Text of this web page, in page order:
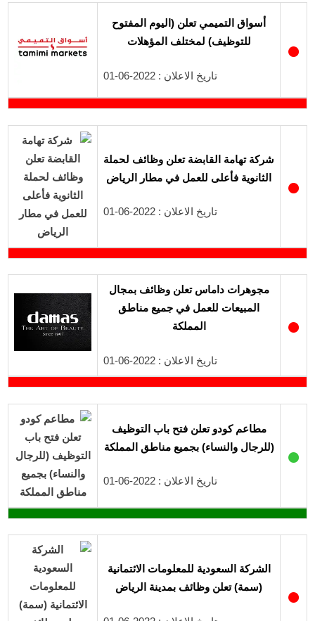
●
أسواق التميمي تعلن (اليوم المفتوح
للتوظيف) لمختلف المؤهلات
تاريخ الاعلان : 2022-06-01
●
شركة تهامة القابضة تعلن وظائف لحملة
الثانوية فأعلى للعمل في مطار الرياض
تاريخ الاعلان : 2022-06-01
●
مجوهرات داماس تعلن وظائف بمجال
المبيعات للعمل في جميع مناطق
المملكة
تاريخ الاعلان : 2022-06-01
●
مطاعم كودو تعلن فتح باب التوظيف
(للرجال والنساء) بجميع مناطق المملكة
تاريخ الاعلان : 2022-06-01
●
الشركة السعودية للمعلومات الائتمانية
(سمة) تعلن وظائف بمدينة الرياض